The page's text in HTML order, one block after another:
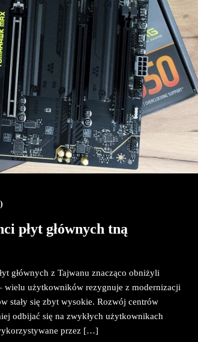
)
płyt głównych tną
głównych z Tajwanu znacząco obniżyli
wielu użytkowników rezygnuje z modernizacji
stały się zbyt wysokie. Rozwój centrów
odbijać się na zwykłych użytkownikach
przez […]